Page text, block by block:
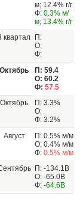
м; 12.4% г/г
Ф: 0.3% м/
м; 13.4% г/г
квартал
П:
О:
Ф:
Октябрь
П: 59.4
О: 60.2
Ф: 57.5
Октябрь
П: 3.3%
О:
Ф: 3.2%
Август
П: 0.5% м/м
О: 0.4% м/м
Ф: 0.5% м/м
П: -134.1B
О: -65.0B
Ф: -64.6B